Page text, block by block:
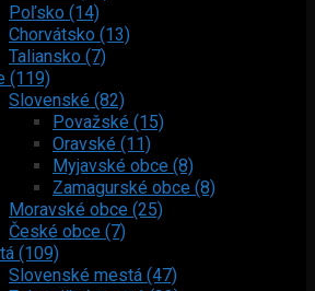
Poľsko (14)
Chorvátsko (13)
Taliansko (7)
(119)
Slovenské (82)
Považské (15)
Oravské (11)
Myjavské obce (8)
Zamagurské obce (8)
Moravské obce (25)
České obce (7)
(109)
Slovenské mestá (47)